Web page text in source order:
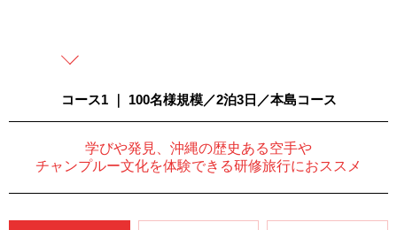
コース1 ｜ 100名様規模／2泊3日／本島コース
学びや発見、沖縄の歴史ある空手や
チャンプルー文化を体験できる研修旅行におススメ